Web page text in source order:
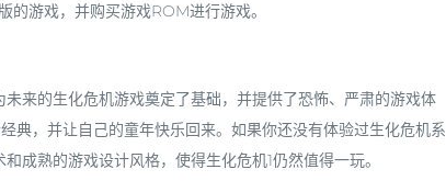
的游戏，并购买游戏ROM进行游戏。
来的生化危机游戏奠定了基础，并提供了恐怖、严肃的游戏体
典，并让自己的童年快乐回来。如果你还没有体验过生化危机系
成熟的游戏设计风格，使得生化危机1仍然值得一玩。